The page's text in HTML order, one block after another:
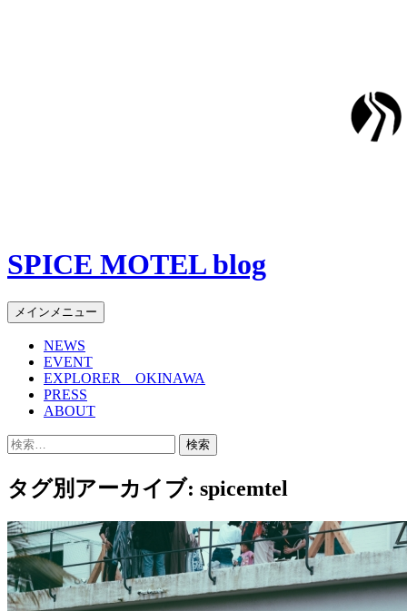
SPICE MOTEL blog
検
索
メインメニュー コ
ツ
NEWS
EVENT
EXPLORER OKINAWA
PRESS
ABOUT
検
タグ別アーカイブ: spicemtel